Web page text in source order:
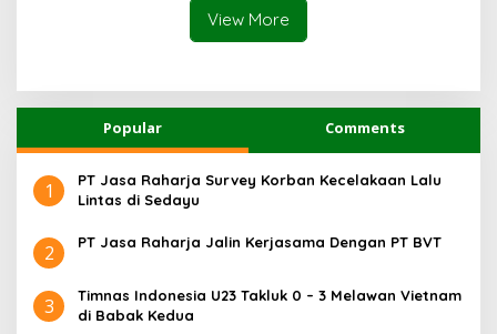
Awards 2026
View More
Popular Comments
1
PT Jasa Raharja Survey Korban Kecelakaan Lalu
Lintas di Sedayu
2 PT Jasa Raharja Jalin Kerjasama Dengan PT BVT
3
Timnas Indonesia U23 Takluk 0 – 3 Melawan Vietnam
di Babak Kedua